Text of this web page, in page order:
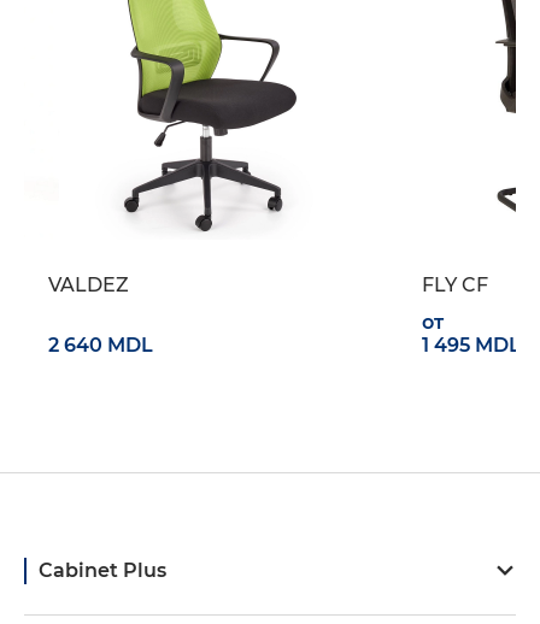
VALDEZ
2 640 MDL
FLY CF
от
1 495 MDL
Cabinet Plus